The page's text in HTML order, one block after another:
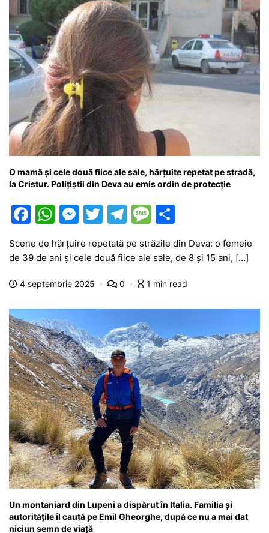
O mamă și cele două fiice ale sale, hărțuite repetat pe stradă,
la Cristur. Polițiștii din Deva au emis ordin de protecție
F
c
b
o
o
k
W
at
A
p
p
M
s
e
n
g
er
T
itt
T
e
a
m
M
e
s
a
g
e
ar
ta
a
z
ă
Scene de hărțuire repetată pe străzile din Deva: o femeie
de 39 de ani și cele două fiice ale sale, de 8 și 15 ani, […]
4 septembrie 2025 0 1 min read
Un montaniard din Lupeni a dispărut în Italia. Familia și
autoritățile îl caută pe Emil Gheorghe, după ce nu a mai dat
niciun semn de viață